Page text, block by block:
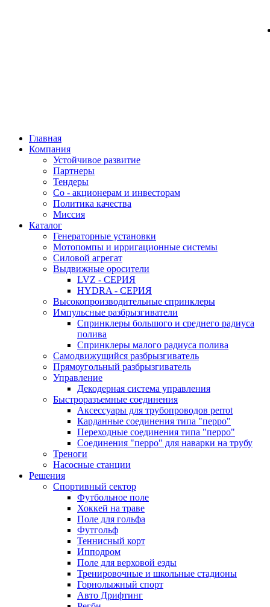
Главная
Компания
Устойчивое развитие
Партнеры
Тендеры
Со - акционерам и инвесторам
Политика качества
Миссия
Каталог
Генераторные установки
Мотопомпы и ирригационные системы
Силовой агрегат
Выдвижные оросители
LVZ - СЕРИЯ
HYDRA - СЕРИЯ
Высокопроизводительные спринклеры
Импульсные разбрызгиватели
Спринклеры большого и среднего радиуса
полива
Спринклеры малого радиуса полива
Самодвижущийся разбрызгиватель
Прямоугольный разбрызгиватель
Управление
Декодерная система управления
Быстроразъемные соединения
Аксессуары для трубопроводов perrot
Карданные соединения типа "перро"
Переходные соединения типа "перро"
Соединения "перро" для наварки на трубу
Треноги
Насосные станции
Решения
Спортивный сектор
Футбольное поле
Хоккей на траве
Поле для гольфа
Футгольф
Теннисный корт
Ипподром
Поле для верховой езды
Тренировочные и школьные стадионы
Горнолыжный спорт
Авто Дрифтинг